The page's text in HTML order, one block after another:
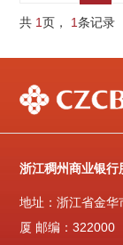
共 1页， 1条记录
浙江稠州商业银
地址：浙江省金
厦 邮编：322000